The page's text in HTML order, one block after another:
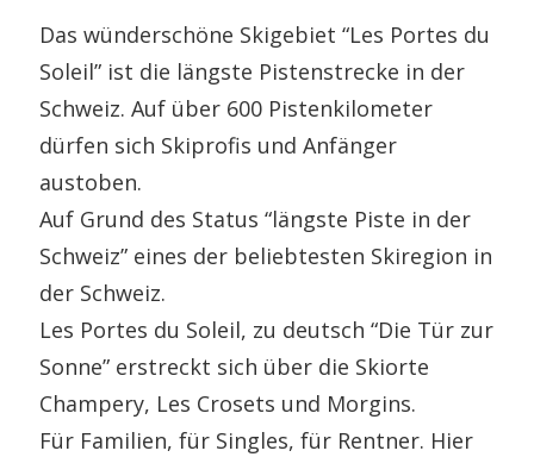
Das wünderschöne Skigebiet “Les Portes du
Soleil” ist die längste Pistenstrecke in der
Schweiz. Auf über 600 Pistenkilometer
dürfen sich Skiprofis und Anfänger
austoben.
Auf Grund des Status “längste Piste in der
Schweiz” eines der beliebtesten Skiregion in
der Schweiz.
Les Portes du Soleil, zu deutsch “Die Tür zur
Sonne” erstreckt sich über die Skiorte
Champery, Les Crosets und Morgins.
Für Familien, für Singles, für Rentner. Hier